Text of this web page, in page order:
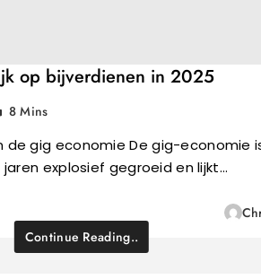
op bijverdienen in 2025
8 Mins
de gig economie De gig-economie
explosief gegroeid en lijkt…
Continue Reading..